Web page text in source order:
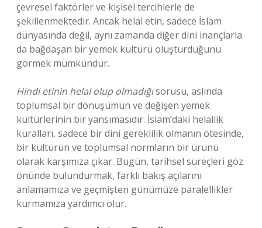
çevresel faktörler ve kişisel tercihlerle de
şekillenmektedir. Ancak helal etin, sadece İslam
dünyasında değil, aynı zamanda diğer dini inançlarla
da bağdaşan bir yemek kültürü oluşturduğunu
görmek mümkündür.
Hindi etinin helal olup olmadığısorusu, aslında
toplumsal bir dönüşümün ve değişen yemek
kültürlerinin bir yansımasıdır. İslam’daki helallik
kuralları, sadece bir dini gereklilik olmanın ötesinde,
bir kültürün ve toplumsal normların bir ürünü
olarak karşımıza çıkar. Bugün, tarihsel süreçleri göz
önünde bulundurmak, farklı bakış açılarını
anlamamıza ve geçmişten günümüze paralellikler
kurmamıza yardımcı olur.